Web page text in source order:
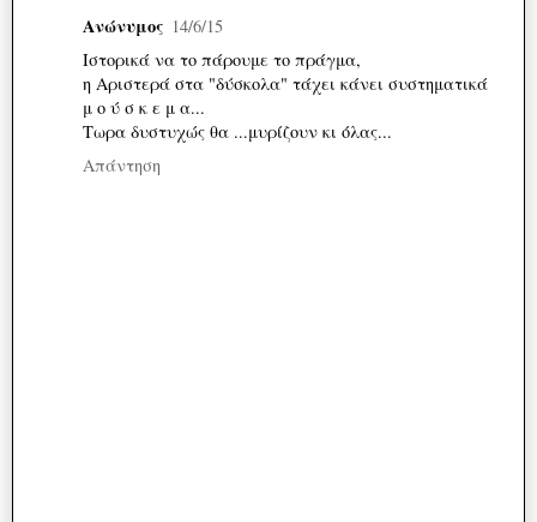
Ανώνυμος 14/6/15
Ιστορικά να το πάρουμε το πράγμα,
η Αριστερά στα "δύσκολα" τάχει κάνει συστηματικά
μ ο ύ σ κ ε μ α...
Τωρα δυστυχώς θα ...μυρίζουν κι όλας...
Απάντηση